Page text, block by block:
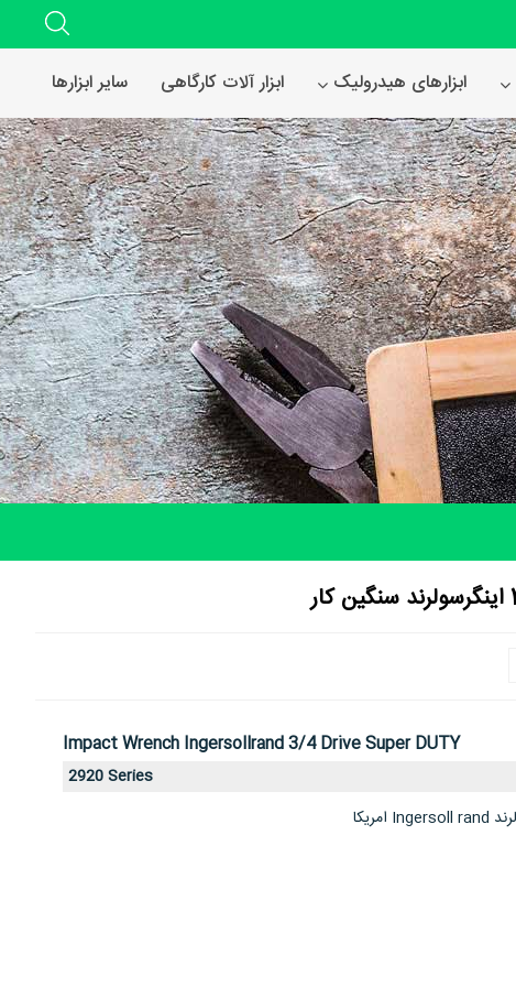
ابزارهای هیدرولیک ابزار آلات کارگاهی سایر ابزارها
Impact Wrench Ingersollrand 3/4 Drive Super DUTY
2920 Series